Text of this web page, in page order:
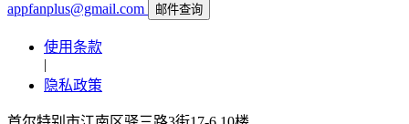
appfanplus@gmail.com 邮件查询
使用条款
|
隐私政策